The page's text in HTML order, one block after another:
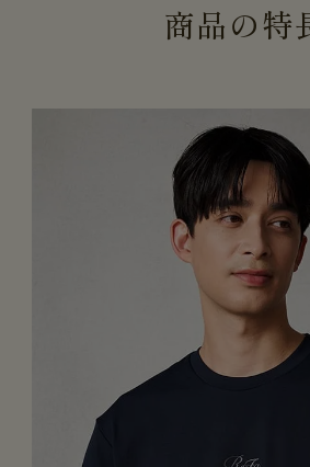
商品の特